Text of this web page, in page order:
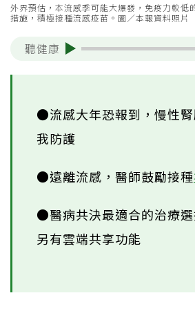
外界預估，本流感季可能大爆發，免疫力較低
措施，積極接種流感疫苗。圖／本報資料照片
聽健康
●流感大年恐報到，慢性
我防護
●遠離流感，醫師鼓勵接種
●醫病共決最適合的治療
另有雲端共享功能